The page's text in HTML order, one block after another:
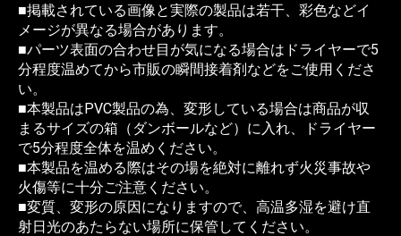
■掲載されている画像と実際の製品は若干、彩色などイ
メージが異なる場合があります。
■パーツ表面の合わせ目が気になる場合はドライヤーで5
分程度温めてから市販の瞬間接着剤などをご使用くださ
い。
■本製品はPVC製品の為、変形している場合は商品が収
まるサイズの箱（ダンボールなど）に入れ、ドライヤー
で5分程度全体を温めください。
■本製品を温める際はその場を絶対に離れず火災事故や
火傷等に十分ご注意ください。
■変質、変形の原因になりますので、高温多湿を避け直
射日光のあたらない場所に保管してください。